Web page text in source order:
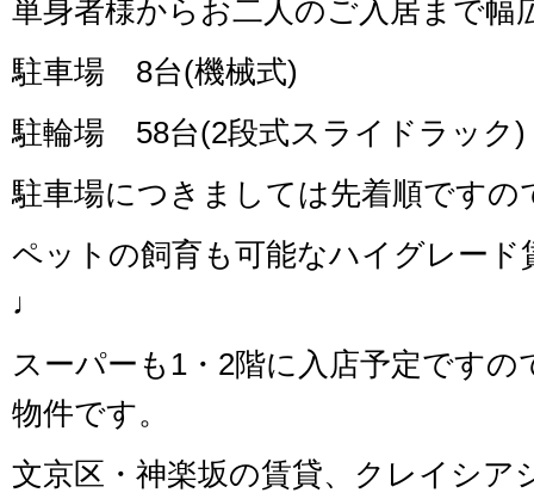
単身者様からお二人のご入居まで幅
駐車場 8台(機械式)
駐輪場 58台(2段式スライドラック)
駐車場につきましては先着順ですの
ペットの飼育も可能なハイグレー
♩
スーパーも1・2階に入店予定ですの
物件です。
文京区・神楽坂の賃貸、クレイシア